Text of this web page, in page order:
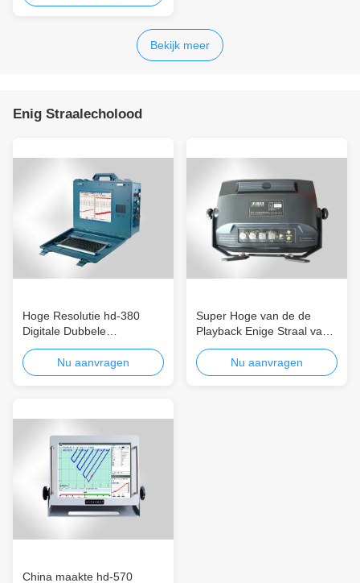
met een herhaalbaarheid
Bekijk meer
Enig Straalecholood
Hoge Resolutie hd-380
Digitale Dubbele
Frequentie Stofdichte Enige
Straal Echo Sounder
Portable
Nu aanvragen
Super Hoge van de de
Playback Enige Straal van
de Pixel hd-MAXIMUM
200kHz Opname de
Playback Veelvoudige
Nu aanvragen
China maakte hd-570